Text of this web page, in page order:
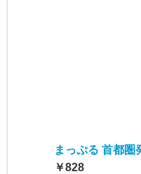
まっぷる 首都圏
￥828